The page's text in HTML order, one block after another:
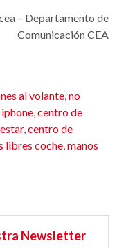
– Departamento de
Comunicación CEA
al volante,no
,centro de
,centro de
libres coche,manos
Newsletter